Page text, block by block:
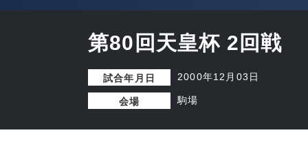
第80回天皇杯 2回戦
試合年月日 2000年12月03日
会場 駒場